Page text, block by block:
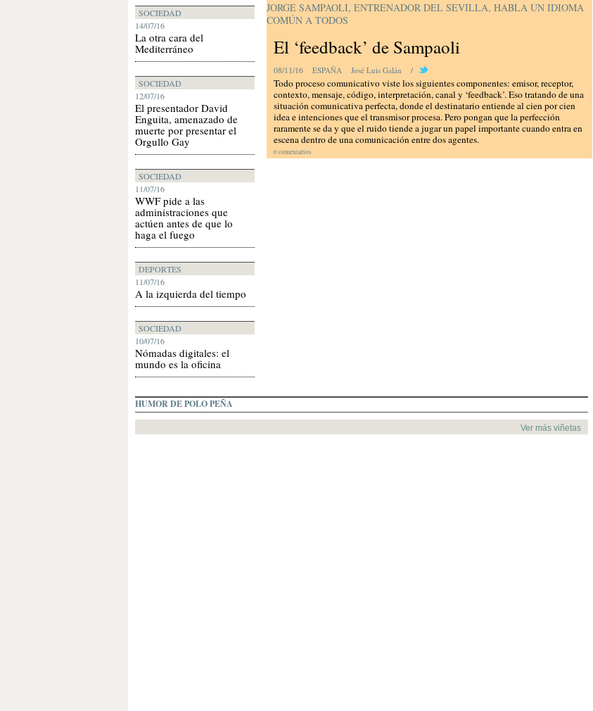
SOCIEDAD
14/07/16
La otra cara del
Mediterráneo
SOCIEDAD
12/07/16
El presentador David
Enguita, amenazado de
muerte por presentar el
Orgullo Gay
SOCIEDAD
11/07/16
WWF pide a las
administraciones que
actúen antes de que lo
haga el fuego
DEPORTES
11/07/16
A la izquierda del tiempo
SOCIEDAD
10/07/16
Nómadas digitales: el
mundo es la oficina
JORGE SAMPAOLI, ENTRENADOR DEL SEVILLA, HABLA UN IDIOMA
COMÚN A TODOS
El ‘feedback’ de Sampaoli
08/11/16 ESPAÑA José Luis Galán /
Todo proceso comunicativo viste los siguientes componentes: emisor, receptor,
contexto, mensaje, código, interpretación, canal y ‘feedback’. Eso tratando de una
situación comunicativa perfecta, donde el destinatario entiende al cien por cien
idea e intenciones que el transmisor procesa. Pero pongan que la perfección
raramente se da y que el ruido tiende a jugar un papel importante cuando entra en
escena dentro de una comunicación entre dos agentes.
0 comentarios
HUMOR DE POLO PEÑA
Ver más viñetas